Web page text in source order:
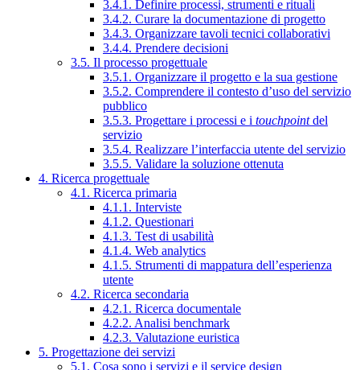
3.4.1. Definire processi, strumenti e rituali
3.4.2. Curare la documentazione di progetto
3.4.3. Organizzare tavoli tecnici collaborativi
3.4.4. Prendere decisioni
3.5. Il processo progettuale
3.5.1. Organizzare il progetto e la sua gestione
3.5.2. Comprendere il contesto d’uso del servizio
pubblico
3.5.3. Progettare i processi e i touchpointdel
servizio
3.5.4. Realizzare l’interfaccia utente del servizio
3.5.5. Validare la soluzione ottenuta
4. Ricerca progettuale
4.1. Ricerca primaria
4.1.1. Interviste
4.1.2. Questionari
4.1.3. Test di usabilità
4.1.4. Web analytics
4.1.5. Strumenti di mappatura dell’esperienza
utente
4.2. Ricerca secondaria
4.2.1. Ricerca documentale
4.2.2. Analisi benchmark
4.2.3. Valutazione euristica
5. Progettazione dei servizi
5.1. Cosa sono i servizi e il service design